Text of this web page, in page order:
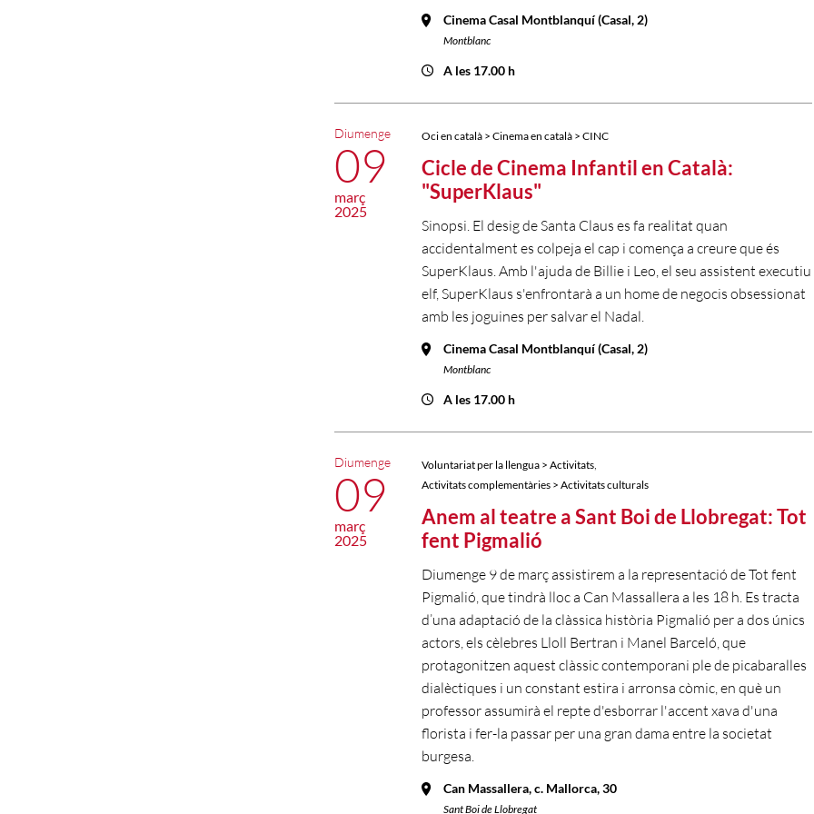
Cinema Casal Montblanquí (Casal, 2)
Montblanc
A les 17.00 h
Oci en català > Cinema en català > CINC
Cicle de Cinema Infantil en Català:
"SuperKlaus"
Sinopsi. El desig de Santa Claus es fa realitat quan
accidentalment es colpeja el cap i comença a creure que és
SuperKlaus. Amb l'ajuda de Billie i Leo, el seu assistent executiu
elf, SuperKlaus s'enfrontarà a un home de negocis obsessionat
amb les joguines per salvar el Nadal.
Cinema Casal Montblanquí (Casal, 2)
Montblanc
A les 17.00 h
Diumenge
09
març
2025
Voluntariat per la llengua > Activitats,
Activitats complementàries > Activitats culturals
Anem al teatre a Sant Boi de Llobregat: Tot
fent Pigmalió
Diumenge 9 de març assistirem a la representació de Tot fent
Pigmalió, que tindrà lloc a Can Massallera a les 18 h. Es tracta
d’una adaptació de la clàssica història Pigmalió per a dos únics
actors, els cèlebres Lloll Bertran i Manel Barceló, que
protagonitzen aquest clàssic contemporani ple de picabaralles
dialèctiques i un constant estira i arronsa còmic, en què un
professor assumirà el repte d'esborrar l'accent xava d'una
florista i fer-la passar per una gran dama entre la societat
burgesa.
Can Massallera, c. Mallorca, 30
Sant Boi de Llobregat
Diumenge
09
març
2025